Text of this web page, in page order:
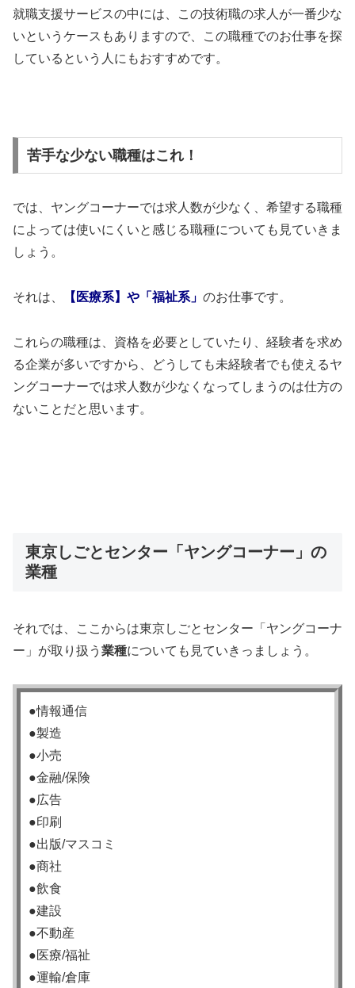
就職支援サービスの中には、この技術職の求人が一番少な
いというケースもありますので、この職種でのお仕事を探
しているという人にもおすすめです。
苦手な少ない職種はこれ！
では、ヤングコーナーでは求人数が少なく、希望する職種
によっては使いにくいと感じる職種についても見ていきま
しょう。
それは、 【医療系】や「福祉系」 のお仕事です。
これらの職種は、資格を必要としていたり、経験者を求め
る企業が多いですから、どうしても未経験者でも使えるヤ
ングコーナーでは求人数が少なくなってしまうのは仕方の
ないことだと思います。
東京しごとセンター「ヤングコーナー」の
業種
それでは、ここからは東京しごとセンター「ヤングコーナ
ー」が取り扱う 業種についても見ていきっましょう。
●情報通信
●製造
●小売
●金融/保険
●広告
●印刷
●出版/マスコミ
●商社
●飲食
●建設
●不動産
●医療/福祉
●運輸/倉庫